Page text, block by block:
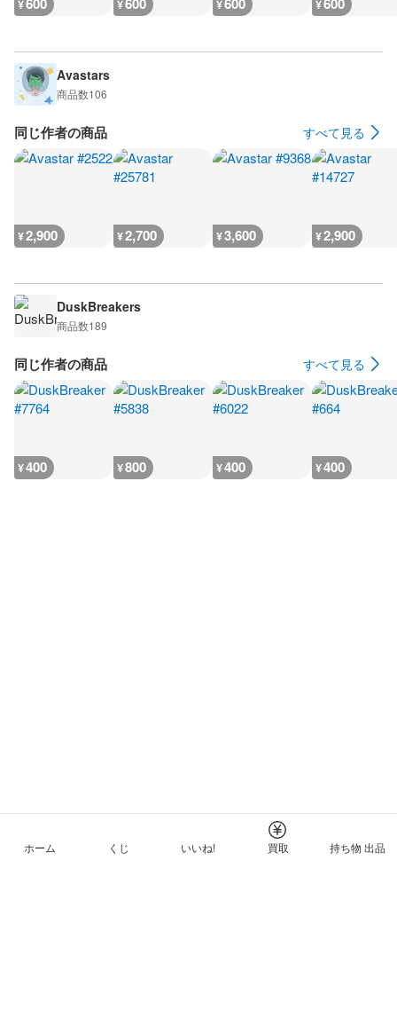
¥ ¥ ¥ ¥
Avastars
商品数106
同じ作者の商品 すべて見る
¥2,900 ¥2,700 ¥3,600 ¥2,900
DuskBreakers
商品数189
同じ作者の商品 すべて見る
¥400 ¥800 ¥400 ¥400
ホーム くじ いいね! 買取 持ち物 出品